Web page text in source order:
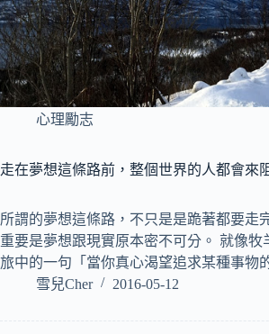
心理勵志
走在夢想這條路前，整個世界的人都會來
所謂的夢想這條路，不只是是跪著都要走
重要是夢想跟現實原本密不可分。 就像牧
旅中的一句「當你真心渴望追求某種事物
雪兒Cher
2016-05-12